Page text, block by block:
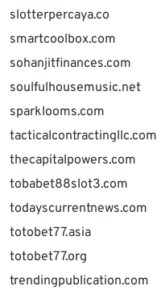
slotterpercaya.co
smartcoolbox.com
sohanjitfinances.com
soulfulhousemusic.net
sparklooms.com
tacticalcontractingllc.com
thecapitalpowers.com
tobabet88slot3.com
todayscurrentnews.com
totobet77.asia
totobet77.org
trendingpublication.com